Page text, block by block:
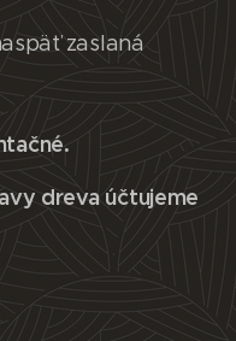
zaslaná
dreva účtujeme